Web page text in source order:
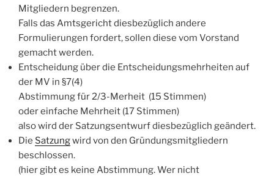
Mitgliedern begrenzen.
Falls das Amtsgericht diesbezüglich andere
Formulierungen fordert, sollen diese vom Vorstand
gemacht werden.
Entscheidung über die Entscheidungsmehrheiten auf
der MV in §7(4)
Abstimmung für 2/3-Merheit (15 Stimmen)
oder einfache Mehrheit (17 Stimmen)
also wird der Satzungsentwurf diesbezüglich geändert.
Die Satzungwird von den Gründungsmitgliedern
beschlossen.
(hier gibt es keine Abstimmung. Wer nicht